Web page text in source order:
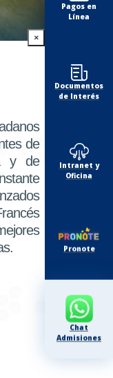
de
y de
Pagos en
Línea
Documentos
de Interés
Intranet y
Oficina
Pronote
Chat
Admisiones
×